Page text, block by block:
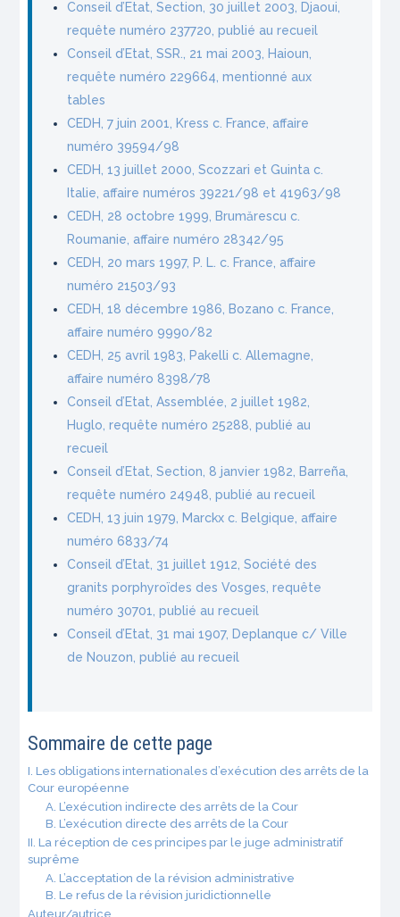
Conseil d’Etat, Section, 30 juillet 2003, Djaoui,
requête numéro 237720, publié au recueil
Conseil d’Etat, SSR., 21 mai 2003, Haioun,
requête numéro 229664, mentionné aux
tables
CEDH, 7 juin 2001, Kress c. France, affaire
numéro 39594/98
CEDH, 13 juillet 2000, Scozzari et Guinta c.
Italie, affaire numéros 39221/98 et 41963/98
CEDH, 28 octobre 1999, Brumărescu c.
Roumanie, affaire numéro 28342/95
CEDH, 20 mars 1997, P. L. c. France, affaire
numéro 21503/93
CEDH, 18 décembre 1986, Bozano c. France,
affaire numéro 9990/82
CEDH, 25 avril 1983, Pakelli c. Allemagne,
affaire numéro 8398/78
Conseil d’Etat, Assemblée, 2 juillet 1982,
Huglo, requête numéro 25288, publié au
recueil
Conseil d’Etat, Section, 8 janvier 1982, Barreña,
requête numéro 24948, publié au recueil
CEDH, 13 juin 1979, Marckx c. Belgique, affaire
numéro 6833/74
Conseil d’Etat, 31 juillet 1912, Société des
granits porphyroïdes des Vosges, requête
numéro 30701, publié au recueil
Conseil d’Etat, 31 mai 1907, Deplanque c/ Ville
de Nouzon, publié au recueil
Sommaire de cette page
I. Les obligations internationales d’exécution des arrêts de la
Cour européenne
A. L’exécution indirecte des arrêts de la Cour
B. L’exécution directe des arrêts de la Cour
II. La réception de ces principes par le juge administratif
suprême
A. L’acceptation de la révision administrative
B. Le refus de la révision juridictionnelle
Auteur/autrice